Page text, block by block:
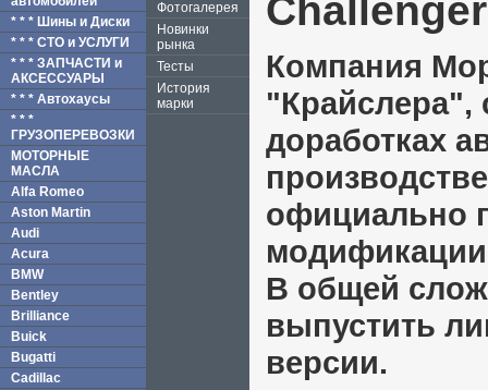
* * * Шины и Диски
* * * СТО и УСЛУГИ
* * * ЗАПЧАСТИ и
АКСЕССУАРЫ
* * * Автохаусы
* * *
ГРУЗОПЕРЕВОЗКИ
МОТОРНЫЕ
МАСЛА
Alfa Romeo
Aston Martin
Audi
Acura
BMW
Bentley
Brilliance
Buick
Bugatti
Cadillac
Фотогалерея
Новинки
рынка
Тесты
История
марки
Challenger
Компания
"Крайслера",
доработках
официально
В общей
выпустить
версии.